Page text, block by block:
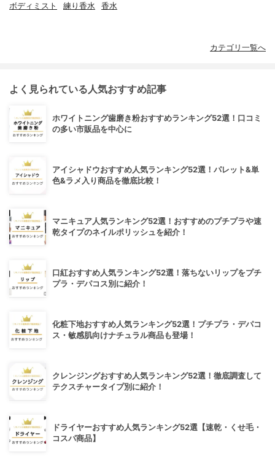
ボディミスト 練り香水 香水
カテゴリ一覧へ
よく見られている人気おすすめ記事
ホワイトニング歯磨き粉おすすめランキング52選！口コミ
の多い市販品を中心に
アイシャドウおすすめ人気ランキング52選！パレット&単
色&ラメ入り商品を徹底比較！
マニキュア人気ランキング52選！おすすめのプチプラや速
乾タイプのネイルポリッシュを紹介！
口紅おすすめ人気ランキング52選！落ちないリップをプチ
プラ・デパコス別に紹介！
化粧下地おすすめ人気ランキング52選！プチプラ・デパコ
ス・敏感肌向けナチュラル商品も登場！
クレンジングおすすめ人気ランキング52選！徹底調査して
テクスチャータイプ別に紹介！
ドライヤーおすすめ人気ランキング52選【速乾・くせ毛・
コスパ商品】